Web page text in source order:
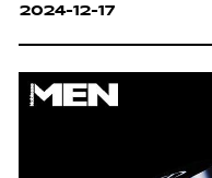
2024-12-17